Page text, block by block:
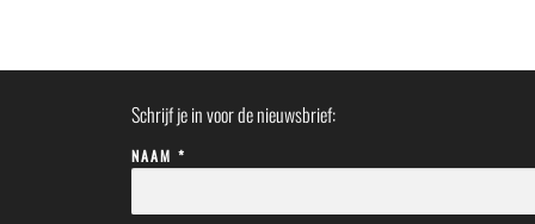
Schrijf je in voor de nieuwsbrief:
NAAM *